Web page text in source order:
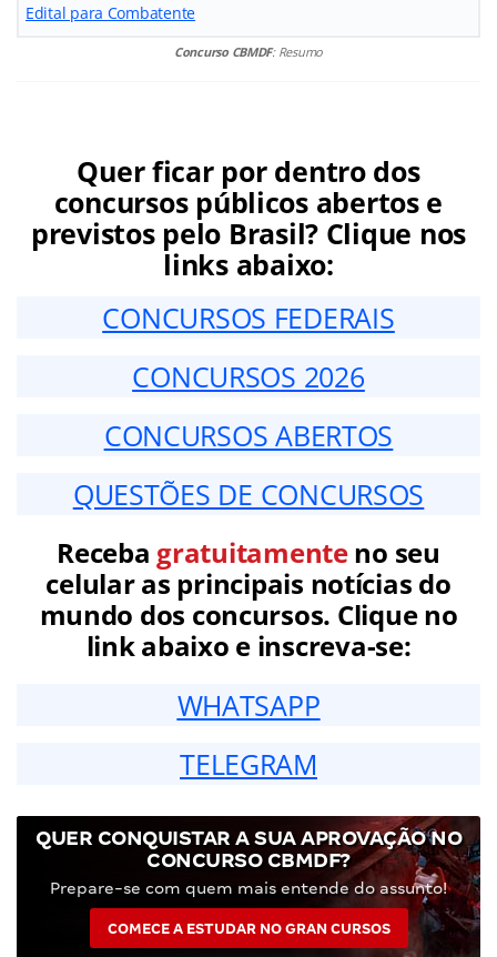
Edital para Combatente
Concurso CBMDF: Resumo
Quer ficar por dentro dos
concursos públicos abertos e
previstos pelo Brasil? Clique nos
links abaixo:
CONCURSOS FEDERAIS
CONCURSOS 2026
CONCURSOS ABERTOS
QUESTÕES DE CONCURSOS
Receba gratuitamenteno seu
celular as principais notícias do
mundo dos concursos. Clique no
link abaixo e inscreva-se:
WHATSAPP
TELEGRAM
QUER CONQUISTAR A SUA APROVAÇÃO NO
CONCURSO CBMDF?
Prepare-se com quem mais entende do assunto!
COMECE A ESTUDAR NO GRAN CURSOS